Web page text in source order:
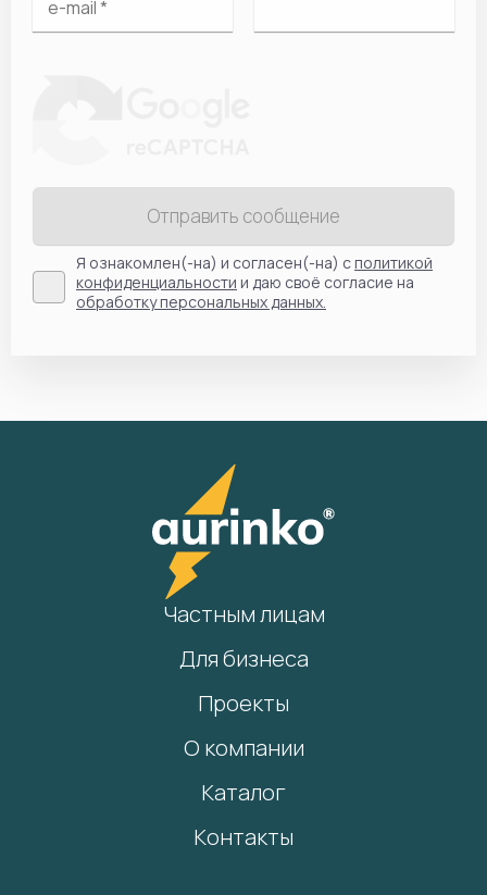
Отправить сообщение
Я ознакомлен(-на) и согласен(-на) сполитикой
конфиденциальности и даю своё согласие на
обработку персональных данных.
Частным лицам
Для бизнеса
Проекты
О компании
Каталог
Контакты